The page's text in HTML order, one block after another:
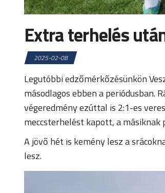
Extra terhelés
2025-02-08
Legutóbbi edzőmérkőzésünkön
másodlagos ebben a periódusban.
végeredmény ezúttal is 2:1-es
meccsterhelést kapott, a másiknak
A jövő hét is kemény lesz a
lesz.